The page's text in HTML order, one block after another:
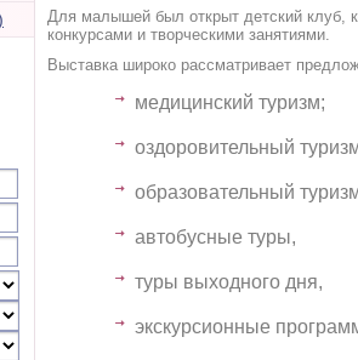
Для малышей был открыт детский клуб,
конкурсами и творческими занятиями.
Выставка широко рассматривает
медицинский туризм;
оздоровительный
образовательный
автобусные туры,
туры выходного дня,
экскурсионные